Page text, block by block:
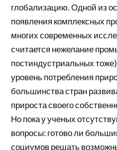
глобализацию. Одной из
появления комплексных
многих современных
считается нежелание
постиндустриальных
уровень потребления
большинства стран
прироста своего
Но пока у ученых
вопросы: готово ли
социумов решать